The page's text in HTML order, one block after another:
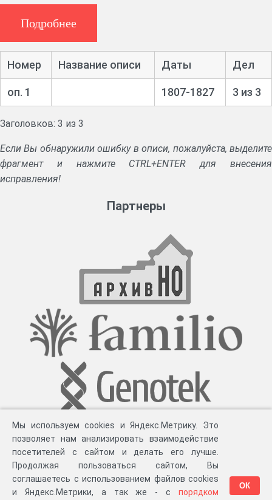
Подробнее
Номер Название описи Даты Дел
оп. 1 1807-1827 3 из 3
Заголовков: 3 из 3
Если Вы обнаружили ошибку в описи, пожалуйста, выделите
фрагмент и нажмите CTRL+ENTER для внесения
исправления!
Партнеры
Мы используем cookies и Яндекс.Метрику. Это
позволяет нам анализировать взаимодействие
посетителей с сайтом и делать его лучше.
Продолжая пользоваться сайтом, Вы
соглашаетесь с использованием файлов cookies
и Яндекс.Метрики, а так же - с порядком
ОК